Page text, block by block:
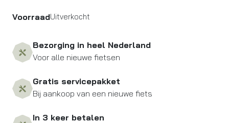
VoorraadUitverkocht
Bezorging in heel Nederland
Voor alle nieuwe fietsen
Gratis servicepakket
Bij aankoop van een nieuwe fiets
In 3 keer betalen